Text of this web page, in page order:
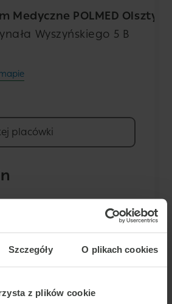
Szczegóły O plikach cookies
z plików cookie
Medyczne POLMED Olsztyn
Wyszyńskiego 5 B
placówki
-
-
-
Śr.
12 sierpnia
-
najbliższy wolny